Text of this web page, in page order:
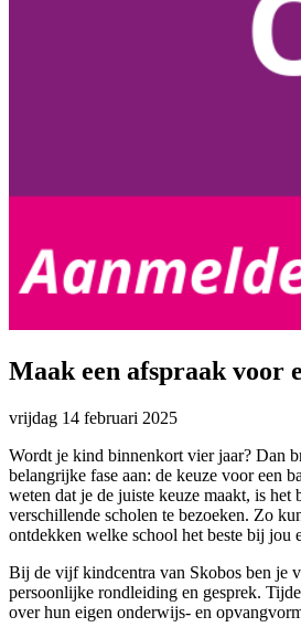
Maak een afspraak voor
vrijdag 14 februari 2025
Wordt je kind binnenkort vier jaar? Dan
belangrijke fase aan: de keuze voor een
weten dat je de juiste keuze maakt, is het
verschillende scholen te bezoeken. Zo
ontdekken welke school het beste bij jou
Bij de vijf kindcentra van Skobos ben je
persoonlijke rondleiding en gesprek.
over hun eigen onderwijs- en